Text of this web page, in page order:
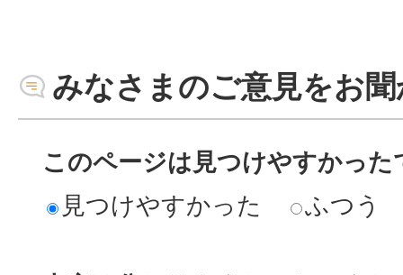
みなさまのご意見をお
このページは見つけやすかった
見つけやすかった
ふつう